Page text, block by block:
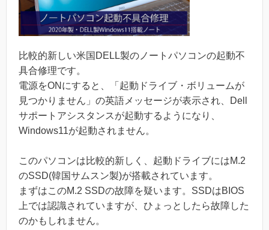
比較的新しい米国DELL製のノートパソコンの起動不
具合修理です。
電源をONにすると、「起動ドライブ・ボリュームが
見つかりません」の英語メッセージが表示され、Dell
サポートアシスタンスが起動するようになり、
Windows11が起動されません。
このパソコンは比較的新しく、起動ドライブにはM.2
のSSD(韓国サムスン製)が搭載されています。
まずはこのM.2 SSDの故障を疑います。SSDはBIOS
上では認識されていますが、ひょっとしたら故障した
のかもしれません。